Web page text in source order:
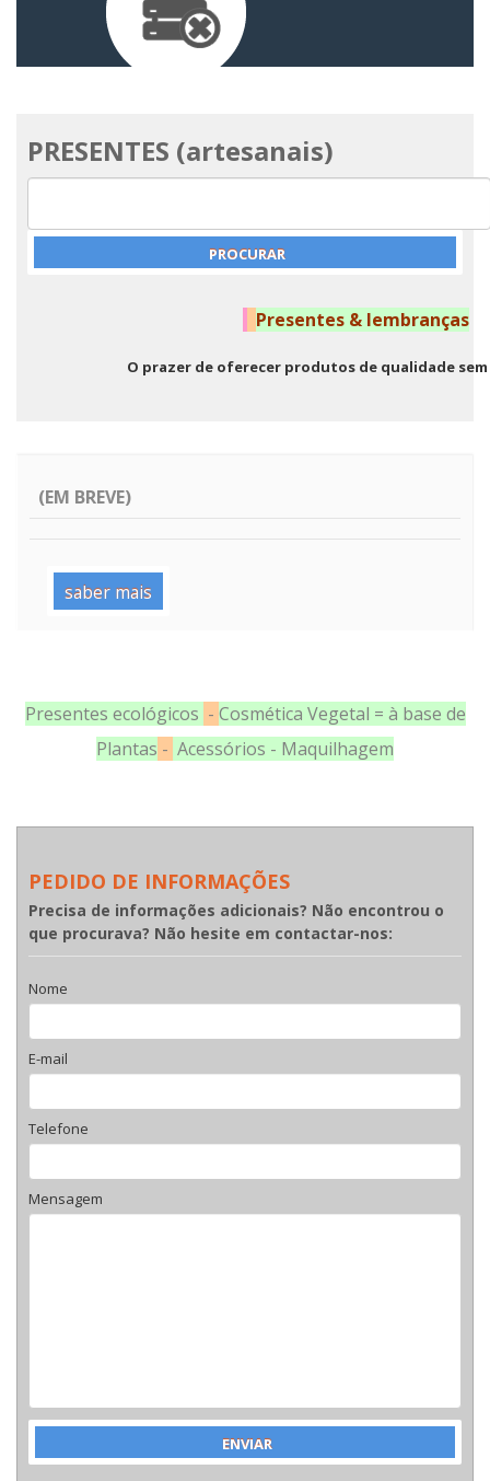
PRESENTES (artesanais)
Presentes & lembranças
O prazer de oferecer produtos de qualidade
(EM BREVE)
saber mais
Presentes ecológicos - Cosmética Vegetal = à base de
Plantas - Acessórios - Maquilhagem
PEDIDO DE INFORMAÇÕES
Precisa de informações adicionais? Não encontrou o
que procurava? Não hesite em contactar-nos:
Nome
E-mail
Telefone
Mensagem